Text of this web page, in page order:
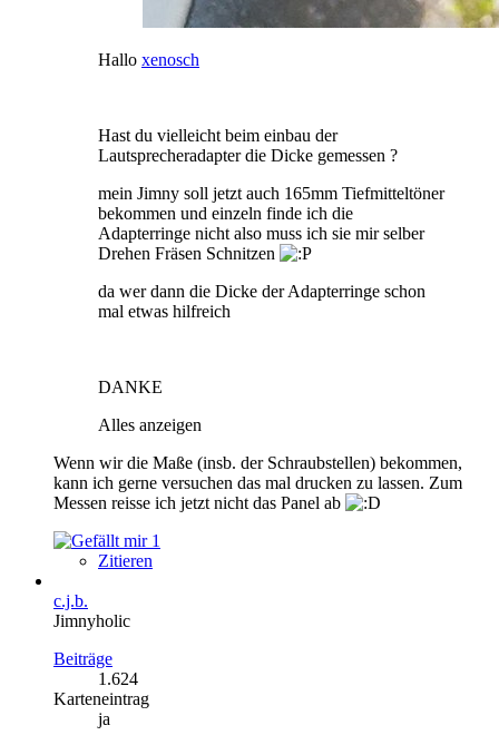
Hallo xenosch
Hast du vielleicht beim einbau der
Lautsprecheradapter die Dicke gemessen ?
mein Jimny soll jetzt auch 165mm Tiefmitteltöner
bekommen und einzeln finde ich die
Adapterringe nicht also muss ich sie mir selber
Drehen Fräsen Schnitzen
da wer dann die Dicke der Adapterringe schon
mal etwas hilfreich
DANKE
Alles anzeigen
Wenn wir die Maße (insb. der Schraubstellen) bekommen,
kann ich gerne versuchen das mal drucken zu lassen. Zum
Messen reisse ich jetzt nicht das Panel ab
1
Zitieren
c.j.b.
Jimnyholic
Beiträge
1.624
Karteneintrag
ja